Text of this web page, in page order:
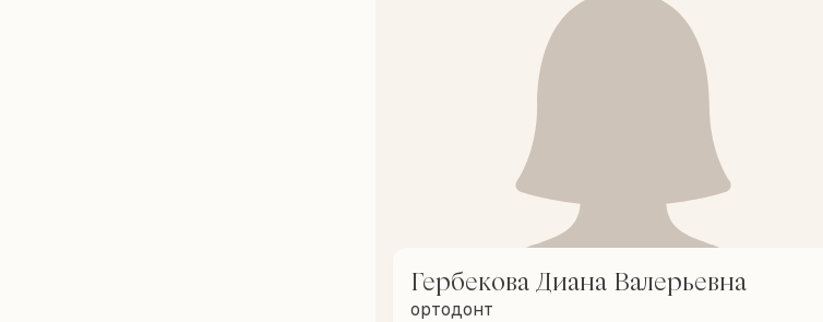
Гербекова Диана Валерьевна
ортодонт